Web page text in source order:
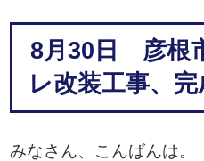
8月30日 彦根
レ改装工事、完
みなさん、こんばんは。